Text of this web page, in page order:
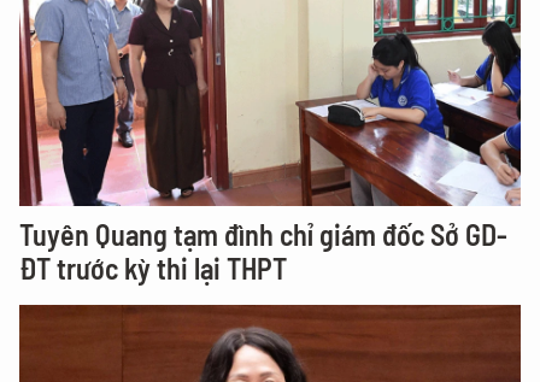
Tuyên Quang tạm đình chỉ giám đốc Sở GD-
ĐT trước kỳ thi lại THPT